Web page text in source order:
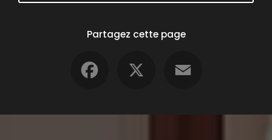
Partagez cette page